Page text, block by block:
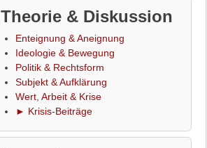
Theorie & Diskussion
Enteignung & Aneignung
Ideologie & Bewegung
Politik & Rechtsform
Subjekt & Aufklärung
Wert, Arbeit & Krise
► Krisis-Beiträge